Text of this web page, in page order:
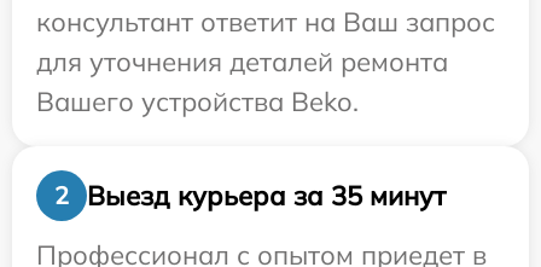
консультант ответит на Ваш запрос
для уточнения деталей ремонта
Вашего устройства Beko.
2
Выезд курьера за 35 минут
Профессионал с опытом приедет в